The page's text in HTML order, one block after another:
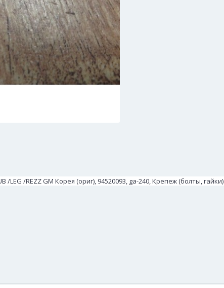
/LEG /REZZ GM Корея (ориг), 94520093, ga-240, Крепеж (болты, гайки)